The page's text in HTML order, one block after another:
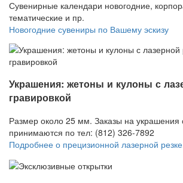
Сувенирные календари новогодние,
тематические и пр.
Новогодние сувениры по Вашему эскизу
Украшения: жетоны и кулоны с
гравировкой
Размер около 25 мм. Заказы на
принимаются по тел: (812) 326-7892
Подробнее о прецизионной лазерной